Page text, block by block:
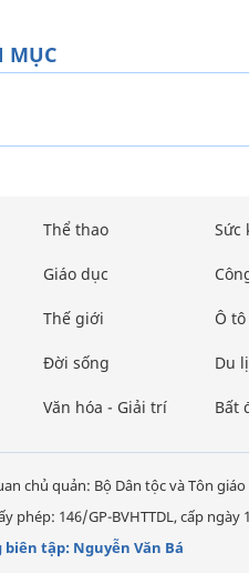
MỤC
Thể thao
Giáo dục
Thế giới
Đời sống
Văn hóa - Giải trí
Sức
Ô
Du
Bất
chủ quản: Bộ Dân tộc và Tôn giáo
phép: 146/GP-BVHTTDL, cấp ngày
biên tập: Nguyễn Văn Bá